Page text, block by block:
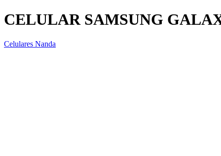
CELULAR SAMSUNG
Celulares Nanda